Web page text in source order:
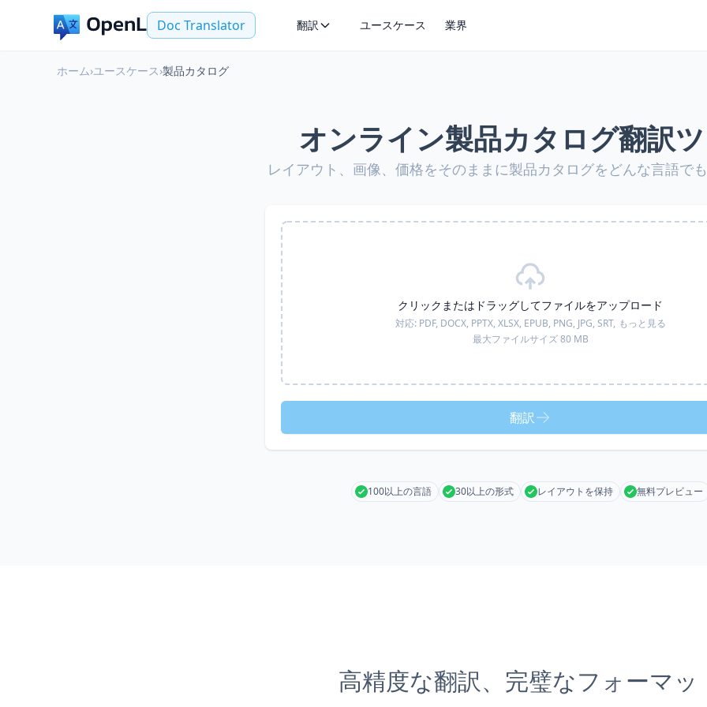
Doc Translator 翻訳 ユースケース 業界
ホーム›ユースケース›製品カタログ
オンライン製品カタログ翻訳
レイアウト、画像、価格をそのままに製品カタログをどんな言語で
クリックまたはドラッグしてファイルをアップロード
対応: PDF, DOCX, PPTX, XLSX, EPUB, PNG, JPG, SRT, もっと見る
最大ファイルサイズ 80 MB
翻訳
100以上の言語 30以上の形式 レイアウトを保持 無料プレビュー
高精度な翻訳、完璧なフォーマッ